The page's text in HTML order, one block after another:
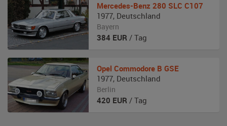
Mercedes-Benz 280 SLC C107
1977, Deutschland
Bayern
384 EUR / Tag
Opel Commodore B GSE
1977, Deutschland
Berlin
420 EUR / Tag